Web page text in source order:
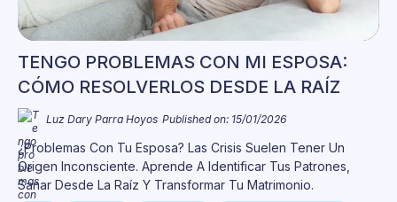
TENGO PROBLEMAS CON MI ESPOSA:
CÓMO RESOLVERLOS DESDE LA RAÍZ
Luz Dary Parra Hoyos Published on: 15/01/2026
¿Problemas Con Tu Esposa? Las Crisis Suelen Tener Un
Origen Inconsciente. Aprende A Identificar Tus Patrones,
Sanar Desde La Raíz Y Transformar Tu Matrimonio.